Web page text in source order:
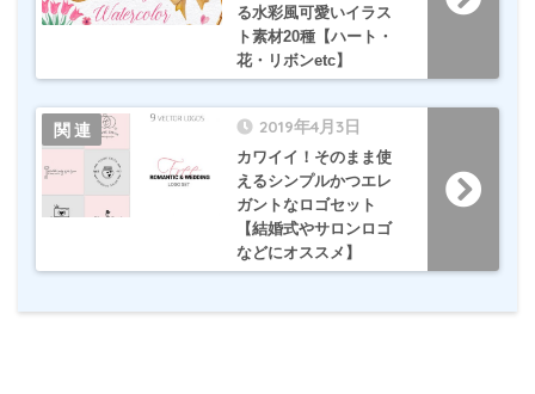
る水彩風可愛いイラス
ト素材20種【ハート・
花・リボンetc】
2019年4月3日
カワイイ！そのまま使
えるシンプルかつエレ
ガントなロゴセット
【結婚式やサロンロゴ
などにオススメ】